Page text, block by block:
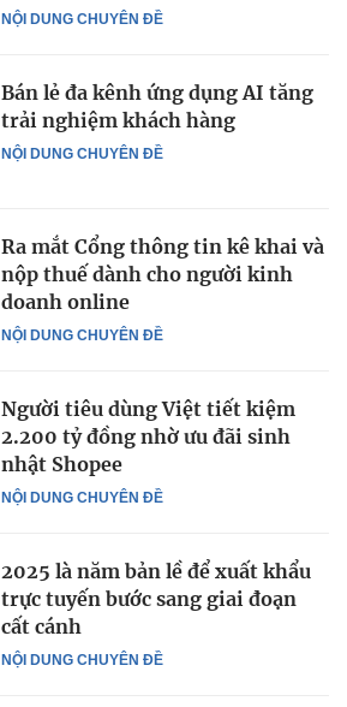
NỘI DUNG CHUYÊN ĐỀ
NỘI DUNG CHUYÊN ĐỀ
Bán lẻ đa kênh ứng dụng AI tăng
trải nghiệm khách hàng
NỘI DUNG CHUYÊN ĐỀ
Ra mắt Cổng thông tin kê khai và
nộp thuế dành cho người kinh
doanh online
NỘI DUNG CHUYÊN ĐỀ
Người tiêu dùng Việt tiết kiệm
2.200 tỷ đồng nhờ ưu đãi sinh
nhật Shopee
NỘI DUNG CHUYÊN ĐỀ
2025 là năm bản lề để xuất khẩu
trực tuyến bước sang giai đoạn
cất cánh